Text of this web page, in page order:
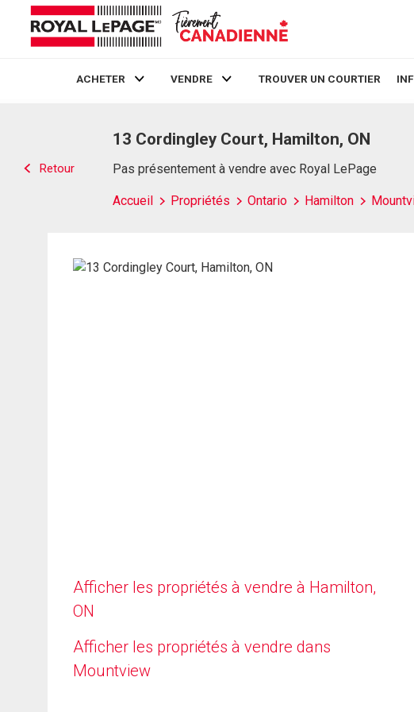
ACHETER VENDRE TROUVER UN COURTIER
Retour
13 Cordingley Court, Hamilton, ON
Pas présentement à vendre avec Royal LePage
Accueil Propriétés Ontario Hamilton
Afficher les propriétés à vendre à Hamilton,
ON
Afficher les propriétés à vendre dans
Mountview